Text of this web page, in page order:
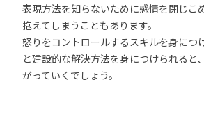
表現方法を知らないために感情を閉じこ
抱えてしまうこともあります。
怒りをコントロールするスキルを身につ
と建設的な解決方法を身につけられると
がっていくでしょう。